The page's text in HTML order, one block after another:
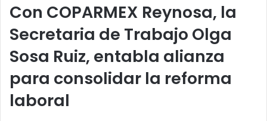
Con COPARMEX Reynosa, la
Secretaria de Trabajo Olga
Sosa Ruiz, entabla alianza
para consolidar la reforma
laboral